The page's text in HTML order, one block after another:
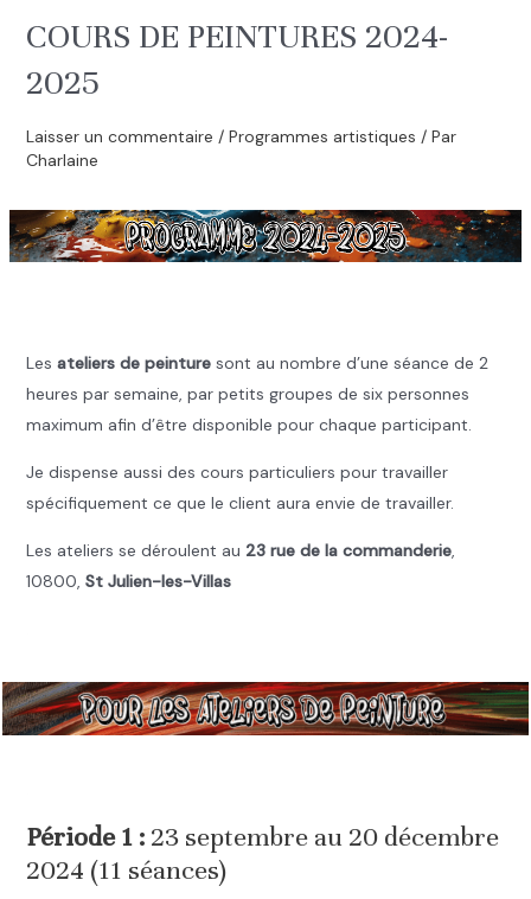
COURS DE PEINTURES 2024-
2025
Laisser un commentaire / Programmes artistiques / Par
Charlaine
Les ateliers de peinturesont au nombre d’une séance de 2
heures par semaine, par petits groupes de six personnes
maximum afin d’être disponible pour chaque participant.
Je dispense aussi des cours particuliers pour travailler
spécifiquement ce que le client aura envie de travailler.
Les ateliers se déroulent au 23 rue de la commanderie,
10800, St Julien-les-Villas
Période 1 :23 septembre au 20 décembre
2024 (11 séances)